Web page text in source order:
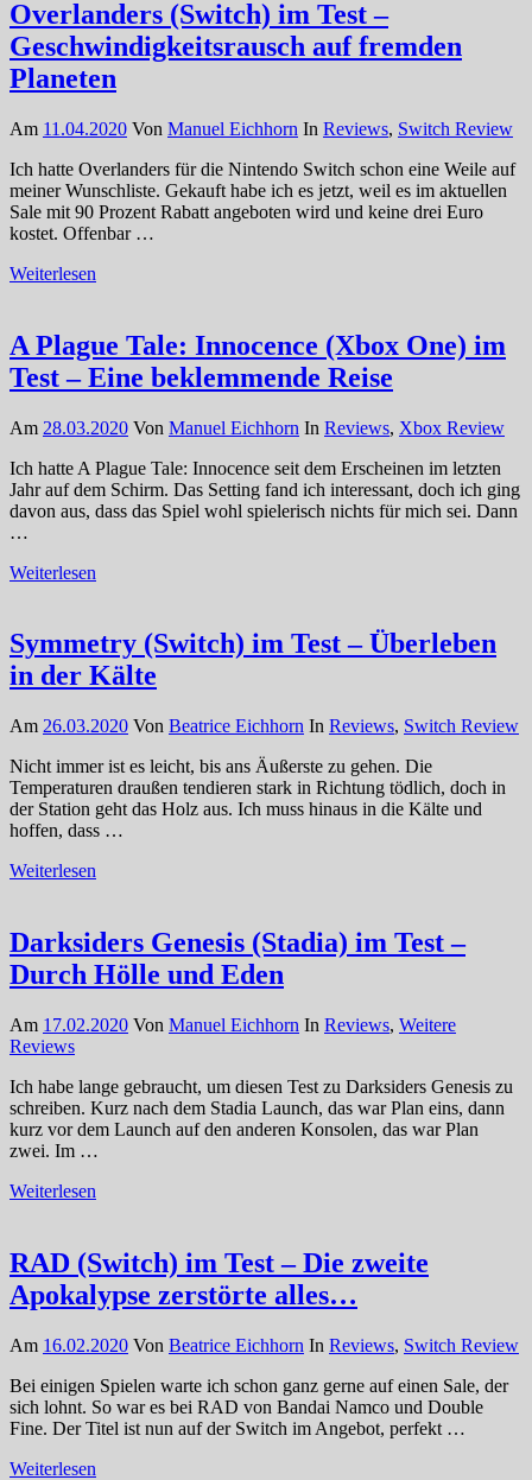
Overlanders (Switch) im Test –
Geschwindigkeitsrausch auf fremden
Planeten
Am 11.04.2020 Von Manuel Eichhorn In Reviews, Switch Review
Ich hatte Overlanders für die Nintendo Switch schon eine Weile auf
meiner Wunschliste. Gekauft habe ich es jetzt, weil es im aktuellen
Sale mit 90 Prozent Rabatt angeboten wird und keine drei Euro
kostet. Offenbar …
Weiterlesen
A Plague Tale: Innocence (Xbox One) im
Test – Eine beklemmende Reise
Am 28.03.2020 Von Manuel Eichhorn In Reviews, Xbox Review
Ich hatte A Plague Tale: Innocence seit dem Erscheinen im letzten
Jahr auf dem Schirm. Das Setting fand ich interessant, doch ich ging
davon aus, dass das Spiel wohl spielerisch nichts für mich sei. Dann
…
Weiterlesen
Symmetry (Switch) im Test – Überleben
in der Kälte
Am 26.03.2020 Von Beatrice Eichhorn In Reviews, Switch Review
Nicht immer ist es leicht, bis ans Äußerste zu gehen. Die
Temperaturen draußen tendieren stark in Richtung tödlich, doch in
der Station geht das Holz aus. Ich muss hinaus in die Kälte und
hoffen, dass …
Weiterlesen
Darksiders Genesis (Stadia) im Test –
Durch Hölle und Eden
Am 17.02.2020 Von Manuel Eichhorn In Reviews, Weitere
Reviews
Ich habe lange gebraucht, um diesen Test zu Darksiders Genesis zu
schreiben. Kurz nach dem Stadia Launch, das war Plan eins, dann
kurz vor dem Launch auf den anderen Konsolen, das war Plan
zwei. Im …
Weiterlesen
RAD (Switch) im Test – Die zweite
Apokalypse zerstörte alles…
Am 16.02.2020 Von Beatrice Eichhorn In Reviews, Switch Review
Bei einigen Spielen warte ich schon ganz gerne auf einen Sale, der
sich lohnt. So war es bei RAD von Bandai Namco und Double
Fine. Der Titel ist nun auf der Switch im Angebot, perfekt …
Weiterlesen